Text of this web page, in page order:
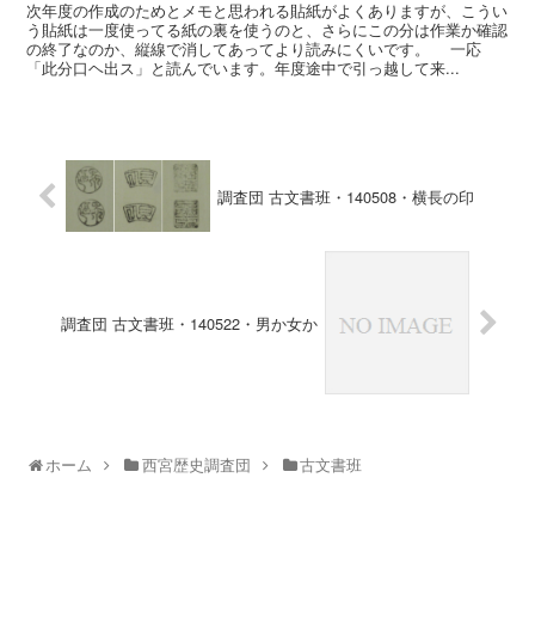
次年度の作成のためとメモと思われる貼紙がよくありますが、こうい
う貼紙は一度使ってる紙の裏を使うのと、さらにこの分は作業か確認
の終了なのか、縦線で消してあってより読みにくいです。 一応
「此分口ヘ出ス」と読んでいます。年度途中で引っ越して来...
調査団 古文書班・140508・横長の印
調査団 古文書班・140522・男か女か
ホーム 西宮歴史調査団 古文書班